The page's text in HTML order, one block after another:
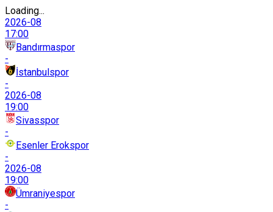
Loading...
2026-08
17:00
Bandırmaspor
-
İstanbulspor
-
2026-08
19:00
Sivasspor
-
Esenler Erokspor
-
2026-08
19:00
Ümraniyespor
-